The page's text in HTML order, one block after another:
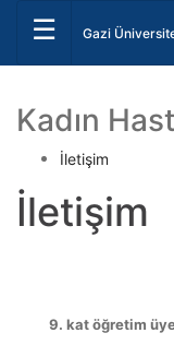
☰ Gazi
Kadın
İletişim
İletişim
9. kat öğretim